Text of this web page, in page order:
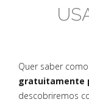
Quer saber
gratuitamente
descobriremos